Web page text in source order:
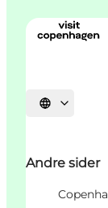
Select
Andre sider